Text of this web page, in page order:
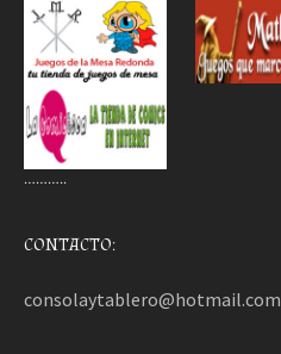
………..
CONTACTO:
consolaytablero@hotmail.com